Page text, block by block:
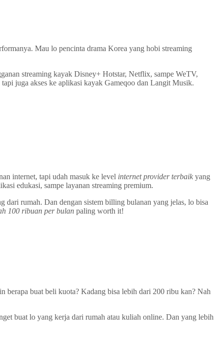
Mau lo pencinta drama Korea yang hobi streaming
streaming kayak Disney+ Hotstar, Netflix, sampe WeTV,
juga akses ke aplikasi kayak Gameqoo dan Langit Musik.
internet, tapi udah masuk ke level internet provider terbaik yang
edukasi, sampe layanan streaming premium.
rumah. Dan dengan sistem billing bulanan yang jelas, lo bisa
100 ribuan per bulan paling worth it!
berapa buat beli kuota? Kadang bisa lebih dari 200 ribu kan? Nah
buat lo yang kerja dari rumah atau kuliah online. Dan yang lebih